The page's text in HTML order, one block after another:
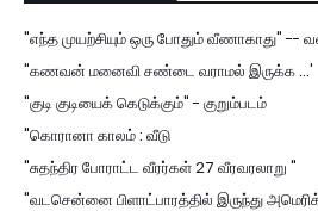
"எந்த முயற்சியும் ஒரு போதும் வீணாகாது" --
"கணவன் மனைவி சண்டை வராமல் இருக்க ...'
"குடி குடியைக் கெடுக்கும்" - குறும்படம்
"கொரானா காலம் : வீடு
"சுதந்திர போராட்ட வீரர்கள் 27 வீரவரலாறு "
"வடசென்னை பிளாட்பாரத்தில் இருந்து